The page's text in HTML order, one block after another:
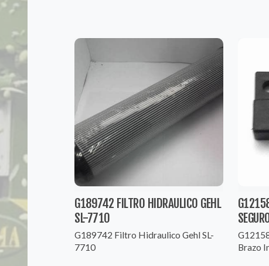
G189742 FILTRO HIDRAULICO GEHL
SL-7710
G189742 Filtro Hidraulico Gehl SL-
7710
Brazo